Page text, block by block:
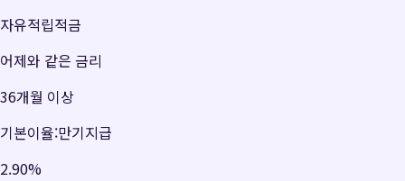
자유적립적금
어제와 같은 금리
36개월 이상
기본이율:만기지급
2.90%